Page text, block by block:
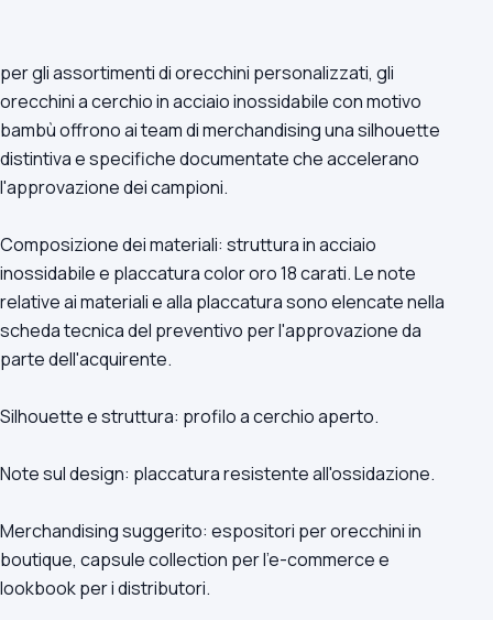
per gli assortimenti di orecchini personalizzati, gli
orecchini a cerchio in acciaio inossidabile con motivo
bambù offrono ai team di merchandising una silhouette
distintiva e specifiche documentate che accelerano
l'approvazione dei campioni.
Composizione dei materiali: struttura in acciaio
inossidabile e placcatura color oro 18 carati. Le note
relative ai materiali e alla placcatura sono elencate nella
scheda tecnica del preventivo per l'approvazione da
parte dell'acquirente.
Silhouette e struttura: profilo a cerchio aperto.
Note sul design: placcatura resistente all'ossidazione.
Merchandising suggerito: espositori per orecchini in
boutique, capsule collection per l'e-commerce e
lookbook per i distributori.